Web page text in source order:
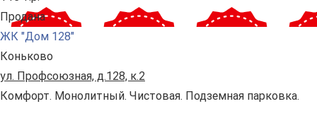
Продана
ЖК "Дом 128"
Коньково
ул. Профсоюзная, д.128, к.2
Комфорт. Монолитный. Чистовая. Подземная парковка.